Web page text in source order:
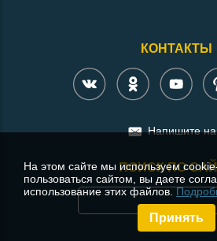
КОНТАКТЫ
Напишите
ПОИСК ПО
На этом сайте мы используем
пользоваться сайтом, вы даете
использование этих файлов.
Принять